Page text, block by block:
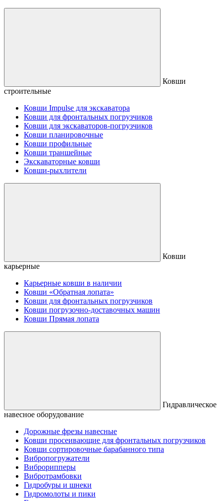
Ковши
строительные
Ковши Impulse для экскаватора
Ковши для фронтальных погрузчиков
Ковши для экскаваторов-погрузчиков
Ковши планировочные
Ковши профильные
Ковши траншейные
Экскаваторные ковши
Ковши-рыхлители
Ковши
карьерные
Карьерные ковши в наличии
Ковши «Обратная лопата»
Ковши для фронтальных погрузчиков
Ковши погрузочно-доставочных машин
Ковши Прямая лопата
Гидравлическое
навесное оборудование
Дорожные фрезы навесные
Ковши просеивающие для фронтальных погрузчиков
Ковши сортировочные барабанного типа
Вибропогружатели
Виброрипперы
Вибротрамбовки
Гидробуры и шнеки
Гидромолоты и пики